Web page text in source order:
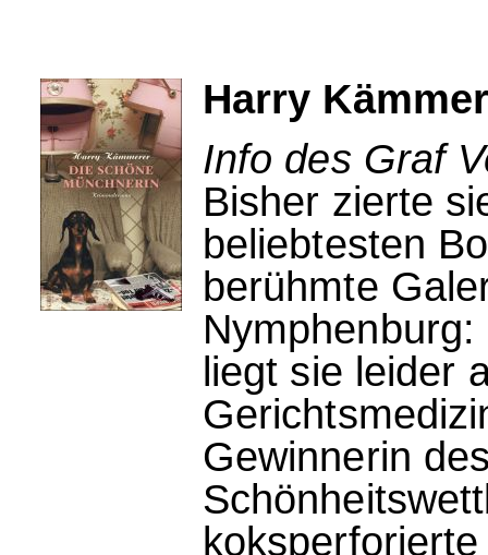
Harry
Info des Graf
Bisher zierte
beliebtesten
berühmte
liegt sie leider
Gewinnerin